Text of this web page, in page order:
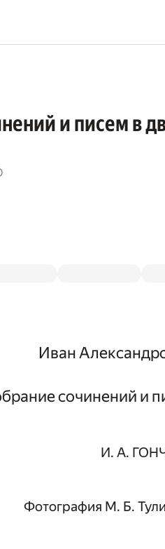
и писем в
Иван
сочинений и
И. А.
Фотография М. Б.